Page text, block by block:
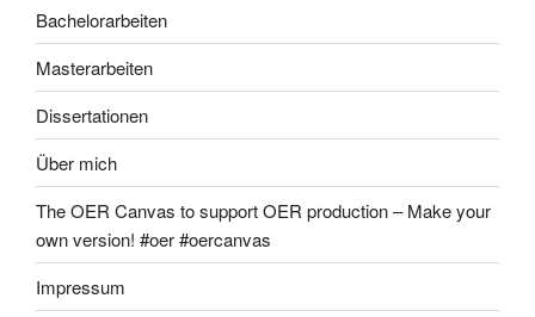
Bachelorarbeiten
Masterarbeiten
Dissertationen
Über mich
The OER Canvas to support OER production – Make your
own version! #oer #oercanvas
Impressum